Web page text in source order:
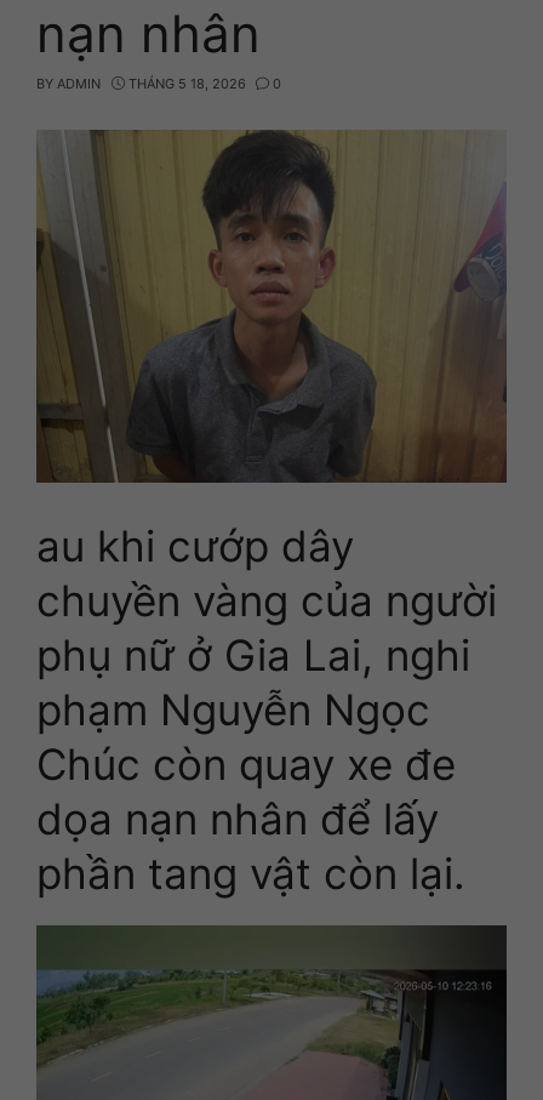
nạn nhân
BY ADMIN THÁNG 5 18, 2026 0
au khi cướp dây
chuyền vàng của người
phụ nữ ở Gia Lai, nghi
phạm Nguyễn Ngọc
Chúc còn quay xe đe
dọa nạn nhân để lấy
phần tang vật còn lại.